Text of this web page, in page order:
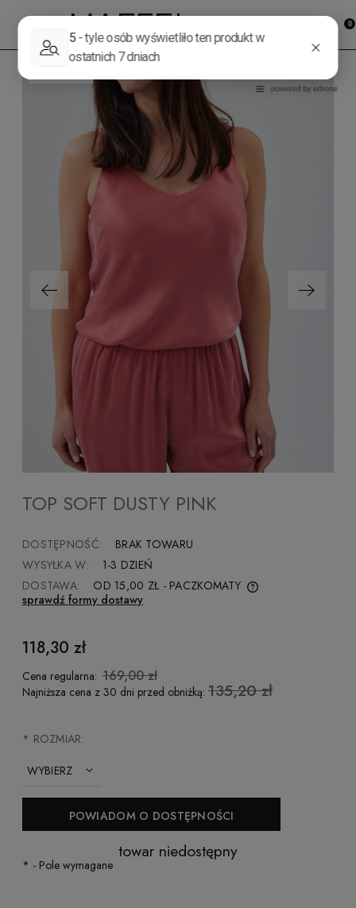
TOP SOFT DUSTY PINK
DOSTĘPNOŚĆ:
BRAK TOWARU
WYSYŁKA W:
1-3 DZIEŃ
DOSTAWA:
OD 15,00 ZŁ - PACZKOMATY
CENA NIE ZAWIERA EWENTUALNYCH KOSZTÓW
sprawdź formy dostawy
118,30 zł
Cena regularna: 169,00 zł
Najniższa cena z 30 dni przed obniżką: 135,20 zł
* ROZMIAR:
POWIADOM O DOSTĘPNOŚCI
towar niedostępny
* - Pole wymagane